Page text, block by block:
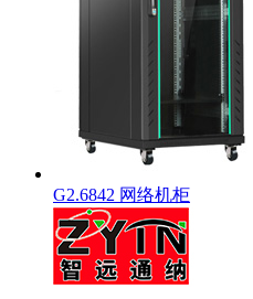
G2.6842 网络机柜